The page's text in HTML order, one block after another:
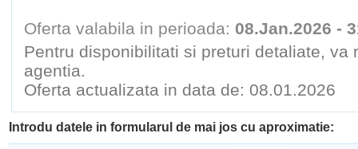
Oferta valabila in perioada: 08.Jan.2026 -
Pentru disponibilitati si preturi detaliate, va
agentia.
Oferta actualizata in data de: 08.01.2026
Introdu datele in formularul de mai jos cu aproximatie: